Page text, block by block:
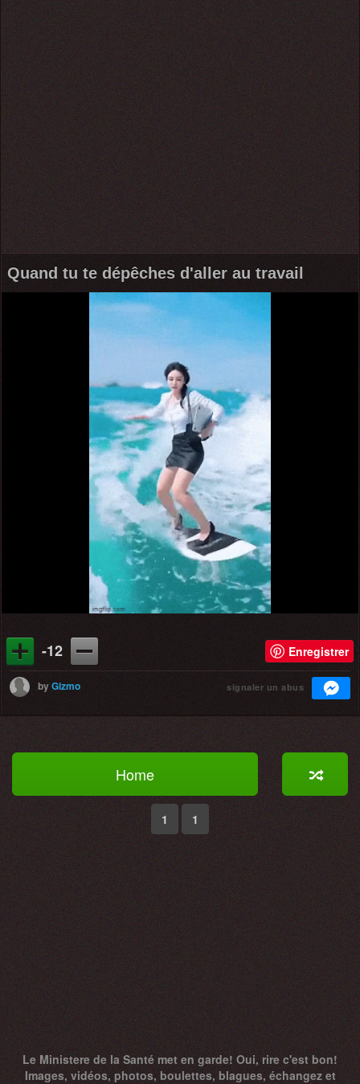
Quand tu te dépêches d'aller au travail
-12 Enregistrer
byGizmo signaler un abus
Home
1 1
Le Ministere de la Santé met en garde! Oui, rire c'est bon!
Images, vidéos, photos, boulettes, blagues, échangez et